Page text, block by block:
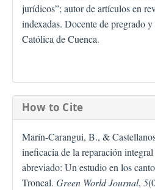
jurídicos”; autor de artículos en
indexadas. Docente de pregrado
Católica de Cuenca.
How to Cite
Marín-Carangui, B., &
ineficacia de la reparación
abreviado: Un estudio en los
Troncal. Green World Journal, 5